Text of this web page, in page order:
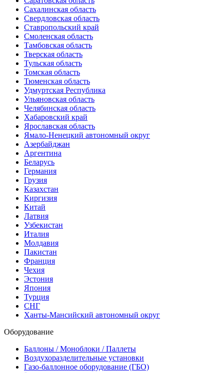
Сахалинская область
Свердловская область
Ставропольский край
Смоленская область
Тамбовская область
Тверская область
Тульская область
Томская область
Тюменская область
Удмуртская Республика
Ульяновская область
Челябинская область
Хабаровский край
Ярославская область
Ямало-Ненецкий автономный округ
Азербайджан
Аргентина
Беларусь
Германия
Грузия
Казахстан
Киргизия
Китай
Латвия
Узбекистан
Италия
Молдавия
Пакистан
Франция
Чехия
Эстония
Япония
Турция
СНГ
Ханты-Мансийский автономный округ
Оборудование
Баллоны / Моноблоки / Паллеты
Воздухоразделительные установки
Газо-баллонное оборудование (ГБО)